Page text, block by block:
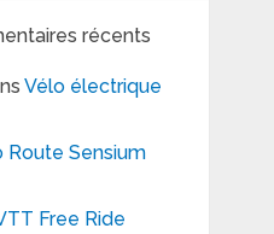
récents
Vélo électrique
Route Sensium
Free Ride